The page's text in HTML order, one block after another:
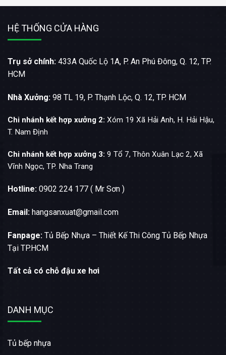
HỆ THỐNG CỬA HÀNG
Trụ sở chính: 433A Quốc Lộ 1A, P. An Phú Đông, Q. 12, TP.
HCM
Nhà Xưởng: 98 TL 19, P. Thạnh Lộc, Q. 12, TP. HCM
Chi nhánh kết hợp xưởng 2: Xóm 19 Xã Hải Anh, H. Hải Hậu,
T. Nam Định
Chi nhánh kết hợp xưởng 3: 9 Tổ 7, Thôn Xuân Lạc 2, Xã
Vĩnh Ngọc, TP. Nha Trang
Hotline: 0902 224 177 ( Mr Sơn )
Email: hangsanxuat@gmail.com
Fanpage: Tủ Bếp Nhựa – Thiết Kế Thi Công Tủ Bếp Nhựa
Tại TP.HCM
Tất cả có chỗ đậu xe hơi
DANH MỤC
Tủ bếp nhựa